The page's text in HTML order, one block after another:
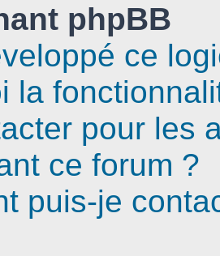
phpBB
ce
la
pour les
ce forum ?
puis-je